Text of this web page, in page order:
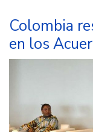
Colombia
en los